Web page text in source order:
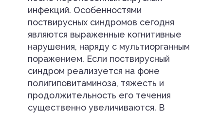
инфекций. Особенностями
поствирусных синдромов сегодня
являются выраженные когнитивные
нарушения, наряду с мультиорганным
поражением. Если поствирусный
синдром реализуется на фоне
полигиповитаминоза, тяжесть и
продолжительность его течения
существенно увеличиваются. В